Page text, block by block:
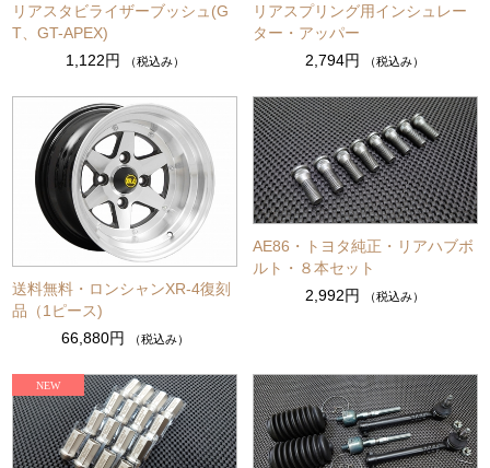
リアスタビライザーブッシュ(G
T、GT-APEX)
1,122円
（税込み）
リアスプリング用インシュレー
ター・アッパー
2,794円
（税込み）
送料無料・ロンシャンXR-4復刻
品（1ピース)
66,880円
（税込み）
AE86・トヨタ純正・リアハブボ
ルト・８本セット
2,992円
（税込み）